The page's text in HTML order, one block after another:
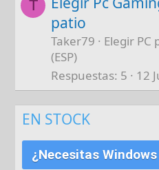
T
patio
Taker79
Elegir
(ESP)
Respuestas 5 12
EN STOCK
¿Necesitas